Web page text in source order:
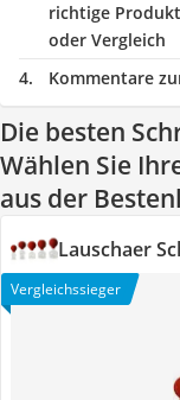
richtige
oder Vergleich
Kommentare
Die besten
Wählen Sie
aus der
Lauschaer
Vergleichssieger